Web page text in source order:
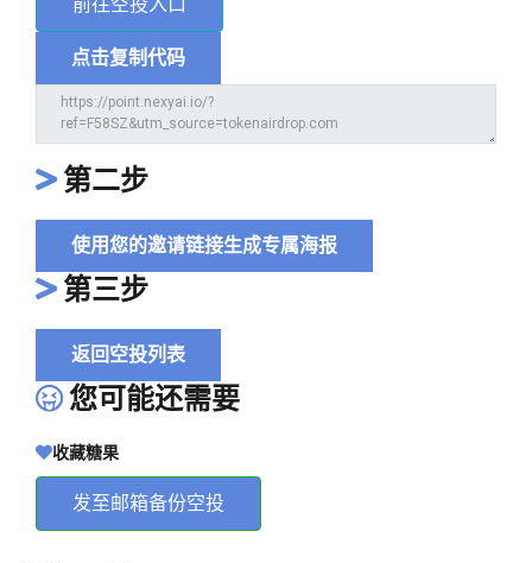
点击复制代码
第二步
使用您的邀请链接生成专属海报
第三步
返回空投列表
您可能还需要
收藏糖果
发至邮箱备份空投